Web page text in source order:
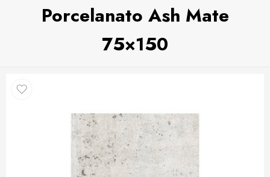
Porcelanato Ash Mate
75×150